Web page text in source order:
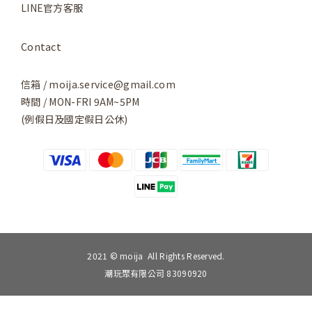
LINE官方客服
Contact
信箱 / moija.service@gmail.com
時間 / MON-FRI 9AM~5PM
(例假日及國定假日公休)
2021 © moija All Rights Reserved.
潮玩聚有限公司 83090920